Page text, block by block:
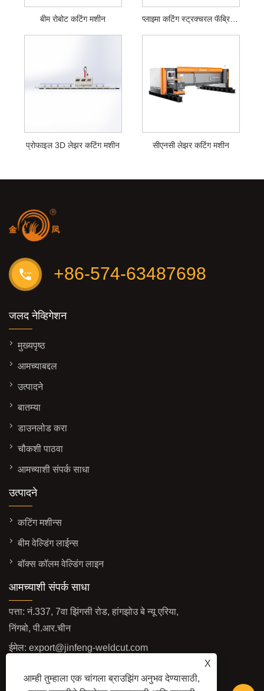
बीम रोबोट कटिंग मशीन प्लाझ्मा कटिंग स्ट्रक्चरल फॅब्रिकेशन सिस्टम
प्रोफाइल 3D लेझर कटिंग मशीन सीएनसी लेझर कटिंग मशीन
X
आम्ही तुम्हाला एक चांगला ब्राउझिंग अनुभव देण्यासाठी,
+86-574-63487698
जलद नेव्हिगेशन
मुख्यपृष्ठ
आमच्याबद्दल
उत्पादने
बातम्या
डाउनलोड करा
चौकशी पाठवा
आमच्याशी संपर्क साधा
उत्पादने
कटिंग मशीन्स
बीम वेल्डिंग लाईन्स
बॉक्स कॉलम वेल्डिंग लाइन
आमच्याशी संपर्क साधा
पत्ता: नं.337, 7वा झिंगसी रोड, हांगझोउ बे न्यू एरिया,
निंगबो, पी.आर.चीन
ईमेल: export@jinfeng-weldcut.com
+86-574-63487698